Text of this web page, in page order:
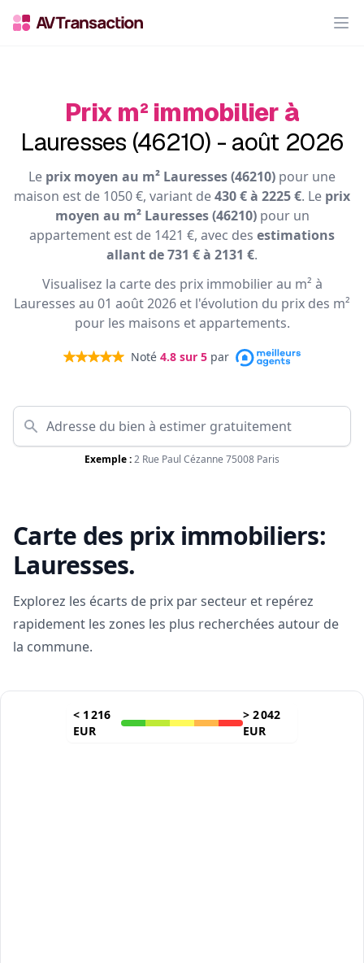
Prix m² immobilier à
Lauresses (46210) - août 2026
Le prix moyen au m² Lauresses (46210) pour une
maison est de 1050 €, variant de430 € à 2225 €. Le prix
moyen au m² Lauresses (46210)pour un
appartement est de 1421 €, avec des estimations
allant de 731 € à 2131 €.
Visualisez la carte des prix immobilier au m² à
Lauresses au 01 août 2026 et l'évolution du prix des m²
pour les maisons et appartements.
Noté 4.8 sur 5 par
Exemple :2 Rue Paul Cézanne 75008 Paris
Carte des prix immobiliers:
Lauresses.
Explorez les écarts de prix par secteur et repérez
rapidement les zones les plus recherchées autour de
la commune.
< 1 216
EUR
> 2 042
EUR